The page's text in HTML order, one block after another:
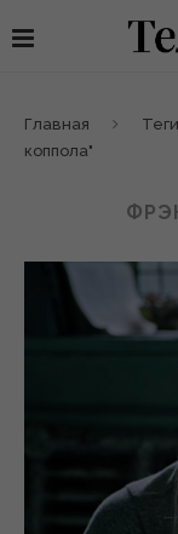
Главная Теги
коппола"